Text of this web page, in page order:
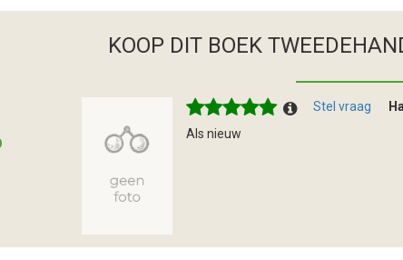
KOOP DIT BOEK
Stel vraag
Als nieuw